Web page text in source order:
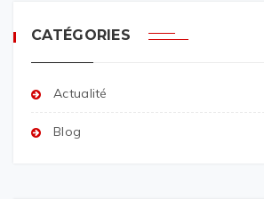
CATÉGORIES
Actualité
Blog